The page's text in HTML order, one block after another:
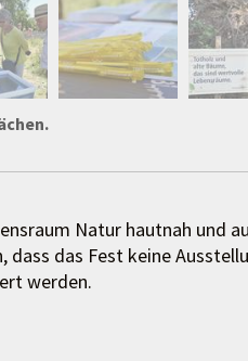
Natur hautnah und
das Fest keine
werden.